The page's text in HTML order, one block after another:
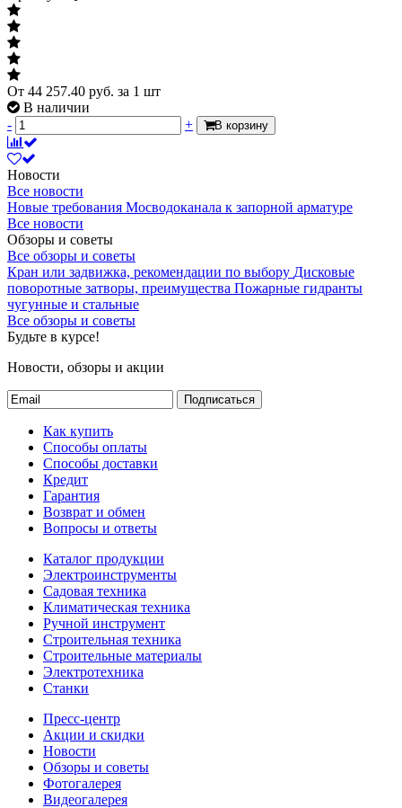
От 44 257.40 руб. за 1 шт
В наличии
-
+ В корзину
Новости
Все новости
Новые требования Мосводоканала к запорной арматуре
Все новости
Обзоры и советы
Все обзоры и советы
Кран или задвижка, рекомендации по выбору Дисковые
поворотные затворы, преимущества Пожарные гидранты
чугунные и стальные
Все обзоры и советы
Будьте в курсе!
Новости, обзоры и акции
Подписаться
Как купить
Способы оплаты
Способы доставки
Кредит
Гарантия
Возврат и обмен
Вопросы и ответы
Каталог продукции
Электроинструменты
Садовая техника
Климатическая техника
Ручной инструмент
Строительная техника
Строительные материалы
Электротехника
Станки
Пресс-центр
Акции и скидки
Новости
Обзоры и советы
Фотогалерея
Видеогалерея